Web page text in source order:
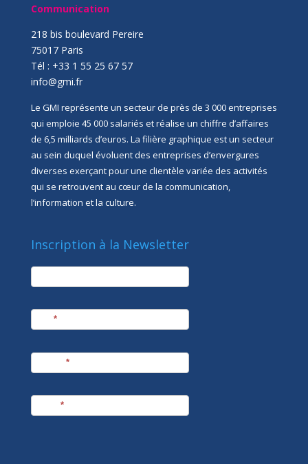
Communication
218 bis boulevard Pereire
75017 Paris
Tél : +33 1 55 25 67 57
info@gmi.fr
Le GMI représente un secteur de près de 3 000 entreprises
qui emploie 45 000 salariés et réalise un chiffre d’affaires
de 6,5 milliards d’euros. La filière graphique est un secteur
au sein duquel évoluent des entreprises d’envergures
diverses exerçant pour une clientèle variée des activités
qui se retrouvent au cœur de la communication,
l’information et la culture.
Inscription à la Newsletter
newsletter
*
*
*